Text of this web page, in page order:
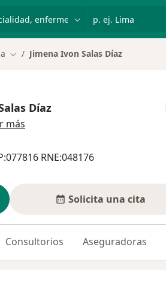
Cambiar de ciudad
Jimena Ivon Salas Díaz
Díaz
más
RNE:048176
Solicita una cita
Consultorios Aseguradoras